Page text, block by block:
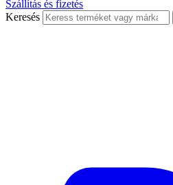
Szállítás és fizetés
Keresés